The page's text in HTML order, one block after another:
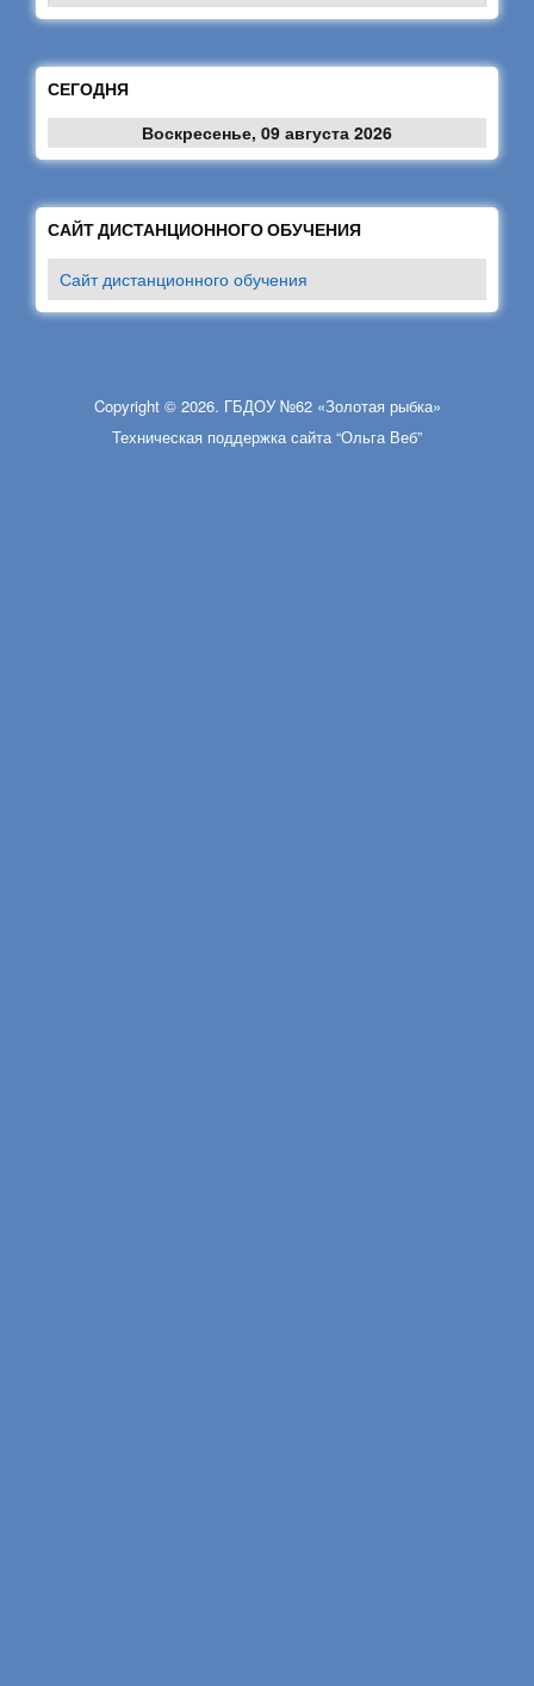
СЕГОДНЯ
Воскресенье, 09 августа 2026
САЙТ ДИСТАНЦИОННОГО ОБУЧЕНИЯ
Сайт дистанционного обучения
Copyright © 2026. ГБДОУ №62 «Золотая рыбка»
Техническая поддержка сайта “Ольга Веб”